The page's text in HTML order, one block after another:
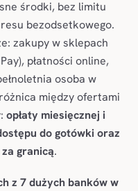
środki, bez limitu
bezodsetkowego.
zakupy w sklepach
płatności online,
osoba w
między ofertami
opłaty miesięcznej i
do gotówki oraz
granicą.
z 7 dużych banków w